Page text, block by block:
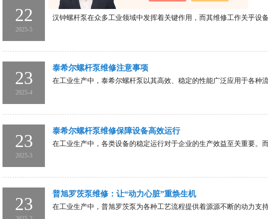
22
2025-5
汉钟螺杆泵维修：精修细护，保障运行
汉钟螺杆泵在众多工业领域中发挥着关键作用，而其维修工作关乎设
23
2025-4
泰希尔螺杆泵维修注意事项
在工业生产中，泰希尔螺杆泵以其高效、稳定的性能广泛应用于各种
23
2025-3
泰希尔螺杆泵维修保障设备高效运行
在工业生产中，各类设备的稳定运行对于企业的生产效益至关重要。
23
普旭罗茨泵维修：让“动力心脏”重焕生机
在工业生产中，普旭罗茨泵为各种工艺流程提供着源源不断的动力支